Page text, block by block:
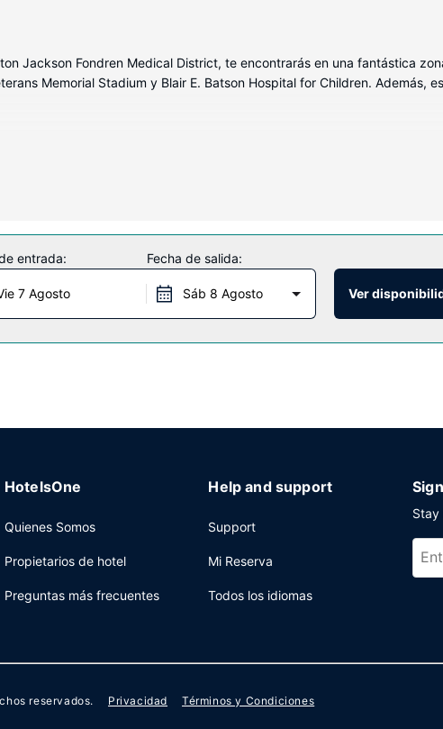
Jackson Fondren Medical District, te encontrarás en una fantástica
Memorial Stadium y Blair E. Batson Hospital for Children. Además,
y disfruta de una estancia inolvidable. Las camas cuentan con
ofrecidas, que incluyen una piscina cubierta y gimnasio abierto las 24
un salón de eventos.
semana de 06:30 a 09:30, mientras que el horario de sábados y
entrada:
7 Agosto
Fecha de salida:
Sáb 8 Agosto Ver
HotelsOne
Quienes Somos
Propietarios de hotel
Preguntas más frecuentes
Help and support
Support
Mi Reserva
Todos los idiomas
Stay
reservados. Privacidad Términos y Condiciones